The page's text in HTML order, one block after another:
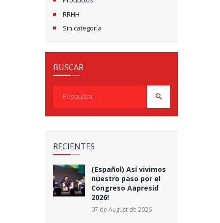
RRHH
Sin categoría
BUSCAR
RECIENTES
(Español) Así vivimos
nuestro paso por el
Congreso Aapresid
2026!
07 de August de 2026